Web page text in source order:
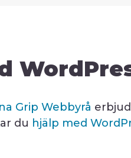
Grip Webbyrå
du hjälp med